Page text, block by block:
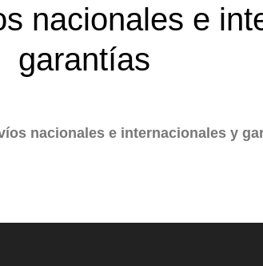
nacionales e
garantías
nacionales e internacionales y